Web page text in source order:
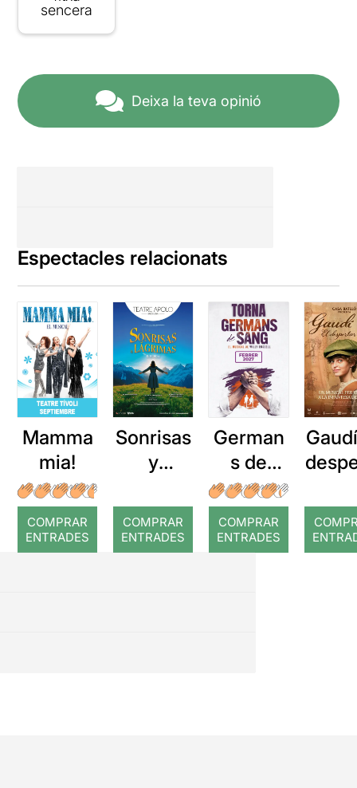
sencera
Deixa la teva opinió
Espectacles relacionats
Mamma
mia!
COMPRAR
ENTRADES
Sonrisas
y
COMPRAR
ENTRADES
German
s de
sang
COMPRAR
ENTRADES